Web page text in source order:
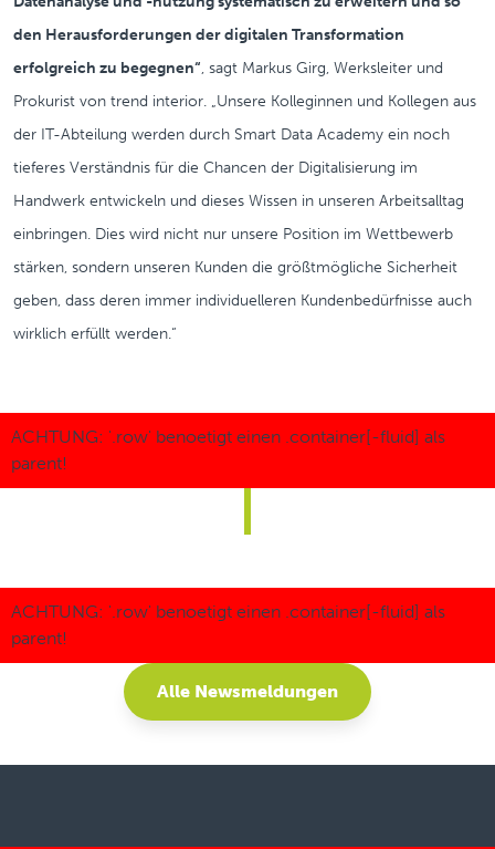
den Herausforderungen der digitalen Transformation
erfolgreich zu begegnen“, sagt Markus Girg, Werksleiter und
Prokurist von trend interior. „Unsere Kolleginnen und Kollegen aus
der IT-Abteilung werden durch Smart Data Academy ein noch
tieferes Verständnis für die Chancen der Digitalisierung im
Handwerk entwickeln und dieses Wissen in unseren Arbeitsalltag
einbringen. Dies wird nicht nur unsere Position im Wettbewerb
stärken, sondern unseren Kunden die größtmögliche Sicherheit
geben, dass deren immer individuelleren Kundenbedürfnisse auch
wirklich erfüllt werden.“
Alle Newsmeldungen